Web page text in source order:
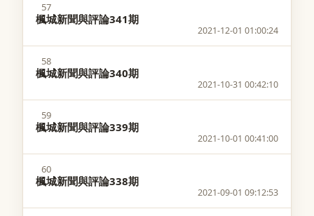
57
楓城新聞與評論341期
2021-12-01 01:00:24
58
楓城新聞與評論340期
2021-10-31 00:42:10
59
楓城新聞與評論339期
2021-10-01 00:41:00
60
楓城新聞與評論338期
2021-09-01 09:12:53